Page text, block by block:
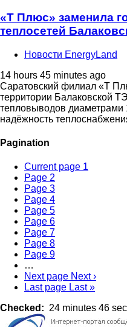
«Т Плюс» заменила
теплосетей
Новости EnergyLand
14 hours 45 minutes ago
Саратовский филиал «Т
территории Балаковской
тепловыводов
надёжность
Pagination
Current page 1
Page 2
Page 3
Page 4
Page 5
Page 6
Page 7
Page 8
Page 9
…
Next page Next ›
Last page Last »
Checked
24 minutes 46